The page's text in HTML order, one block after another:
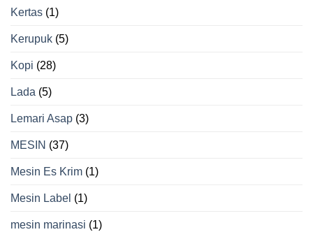
Kertas (1)
Kerupuk (5)
Kopi (28)
Lada (5)
Lemari Asap (3)
MESIN (37)
Mesin Es Krim (1)
Mesin Label (1)
mesin marinasi (1)